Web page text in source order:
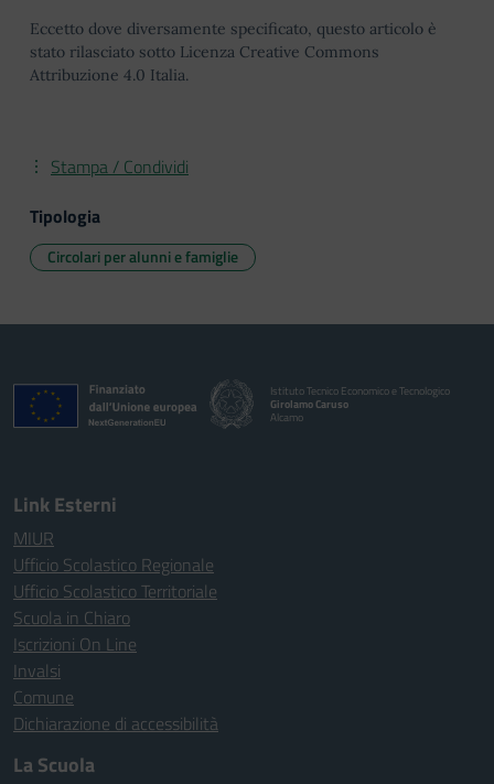
Eccetto dove diversamente specificato, questo articolo è
stato rilasciato sotto Licenza Creative Commons
Attribuzione 4.0 Italia.
Stampa / Condividi
Tipologia
Circolari per alunni e famiglie
Istituto Tecnico Economico e Tecnologico
Girolamo Caruso
Alcamo
Link Esterni
MIUR
Ufficio Scolastico Regionale
Ufficio Scolastico Territoriale
Scuola in Chiaro
Iscrizioni On Line
Invalsi
Comune
Dichiarazione di accessibilità
La Scuola